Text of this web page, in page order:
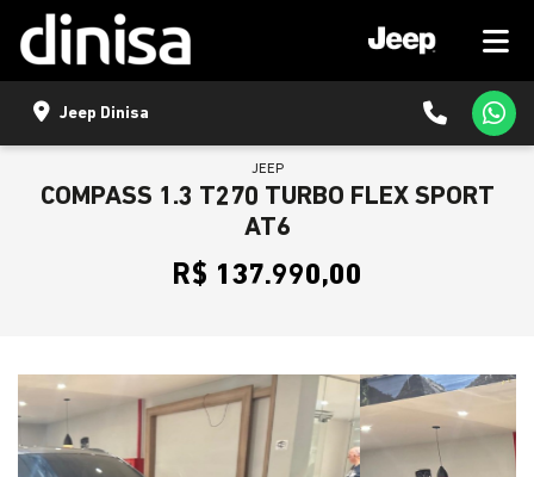
Jeep Dinisa
JEEP
COMPASS 1.3 T270 TURBO FLEX SPORT
AT6
R$ 137.990,00